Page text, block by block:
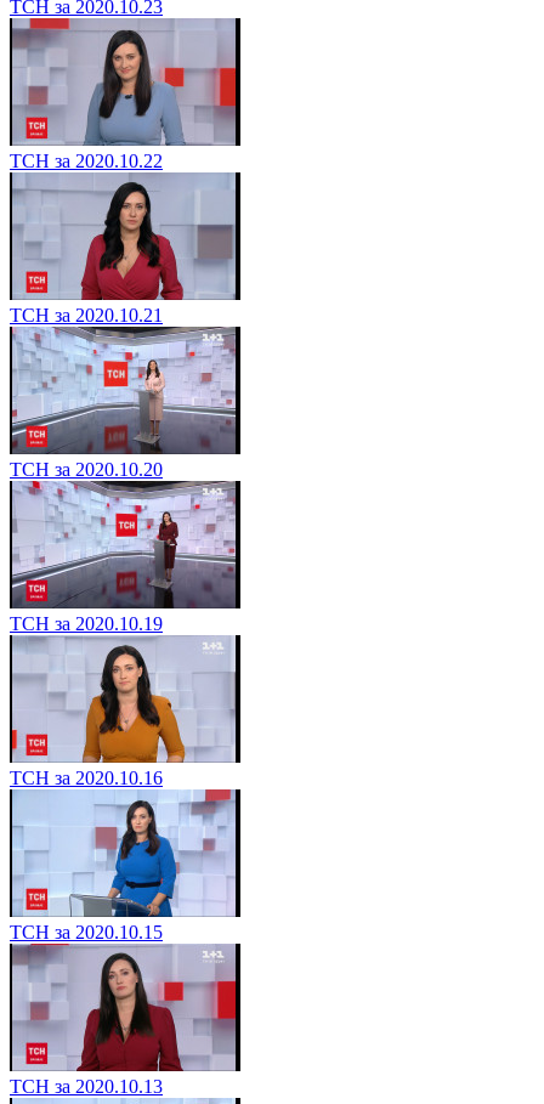
ТСН за 2020.10.23
ТСН за 2020.10.22
ТСН за 2020.10.21
ТСН за 2020.10.20
ТСН за 2020.10.19
ТСН за 2020.10.16
ТСН за 2020.10.15
ТСН за 2020.10.13